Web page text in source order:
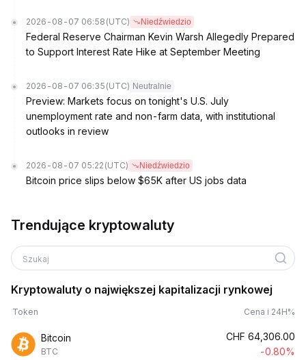
2026-08-07 06:58 (UTC) Niedźwiedzio
Federal Reserve Chairman Kevin Warsh Allegedly Prepared
to Support Interest Rate Hike at September Meeting
2026-08-07 06:35 (UTC) Neutralnie
Preview: Markets focus on tonight's U.S. July
unemployment rate and non-farm data, with institutional
outlooks in review
2026-08-07 05:22 (UTC) Niedźwiedzio
Bitcoin price slips below $65K after US jobs data
Trendujące kryptowaluty
Szukaj
Kryptowaluty o największej kapitalizacji rynkowej
Token Cena i 24H%
Bitcoin
BTC
CHF 64,306.00
-0.80%